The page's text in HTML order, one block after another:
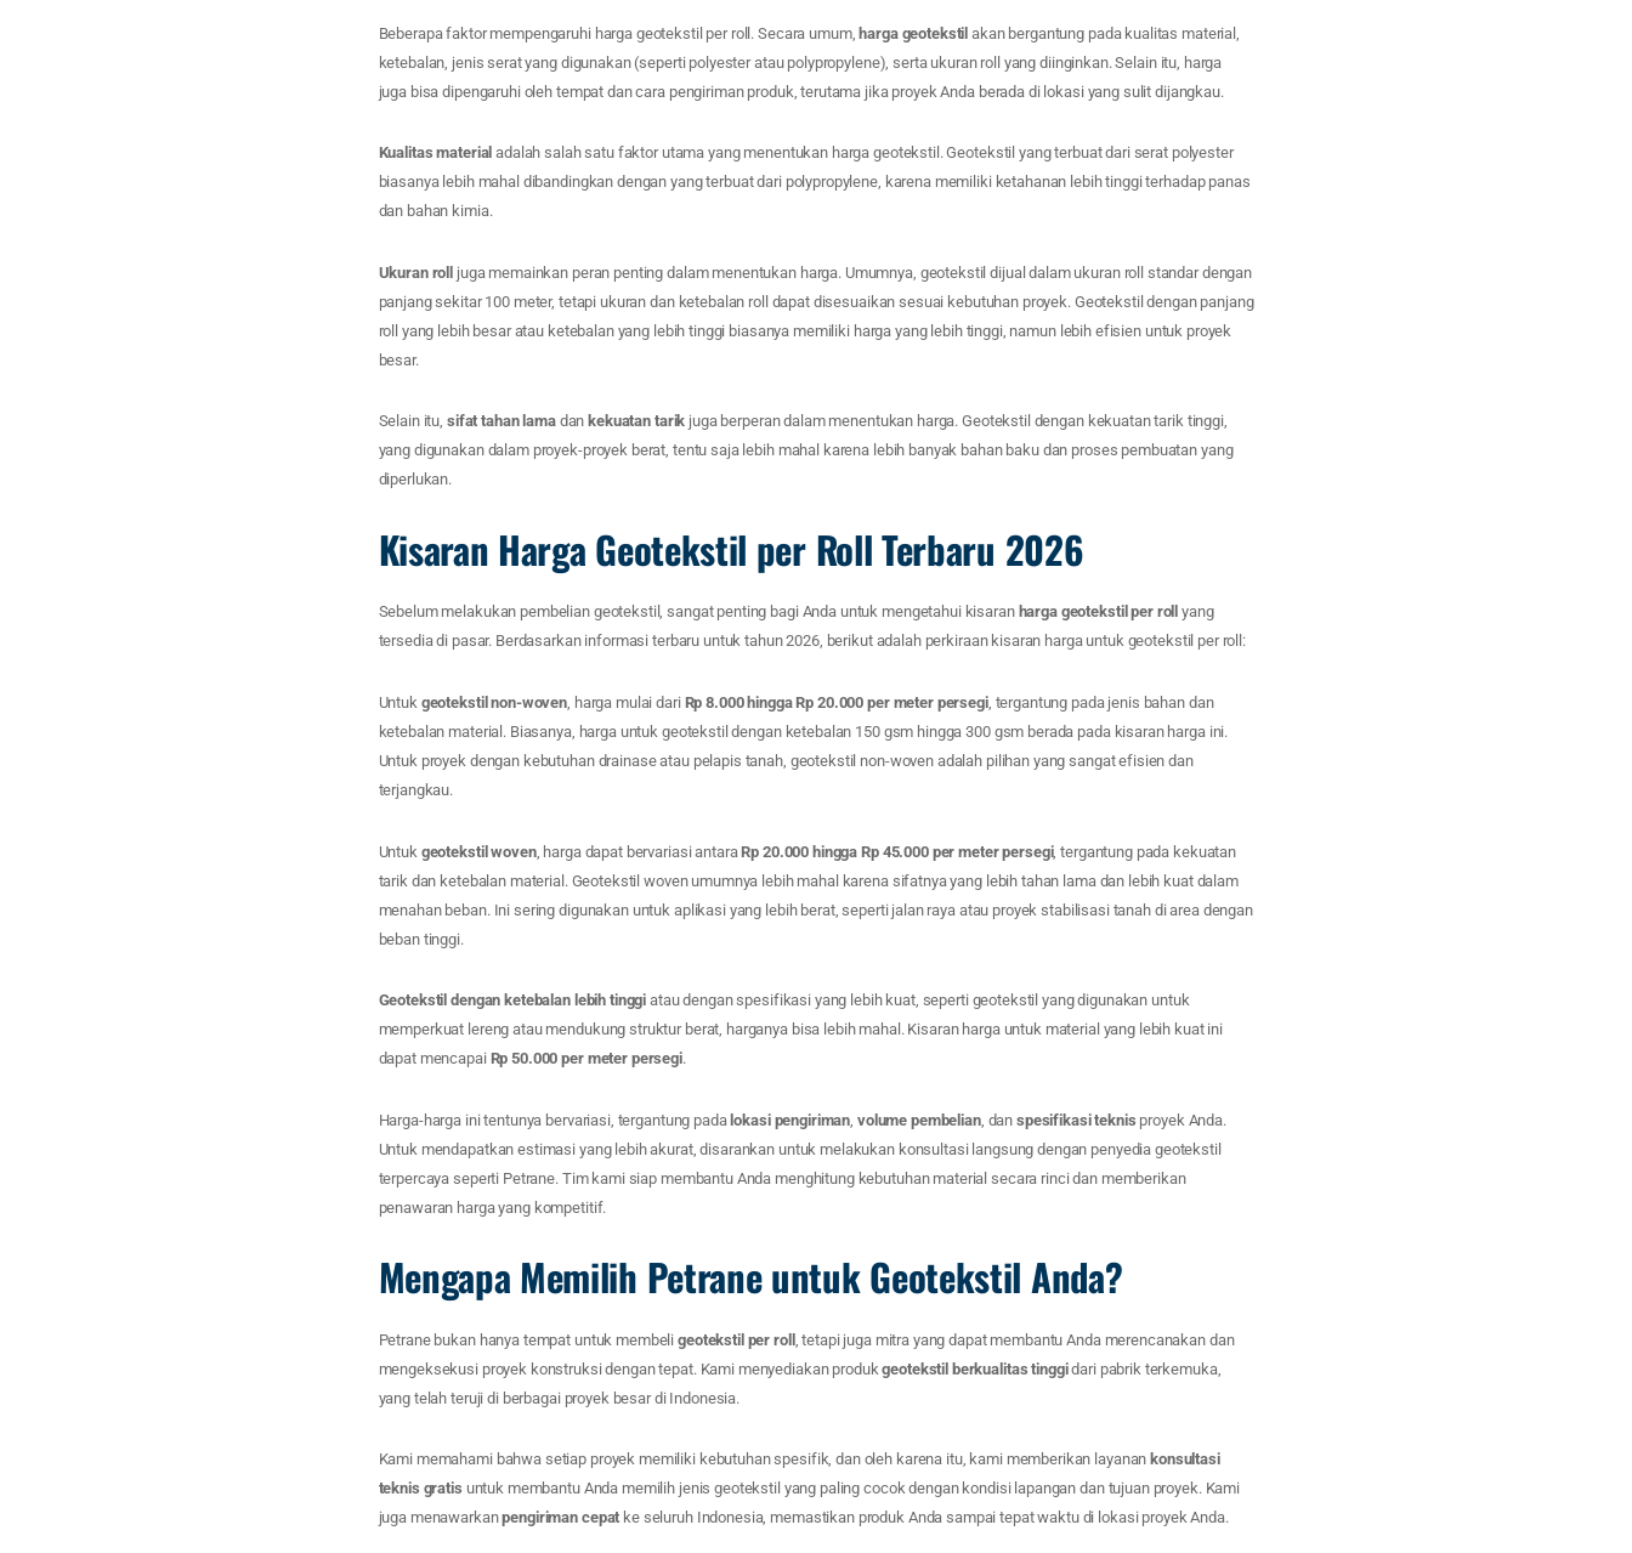
Beberapa faktor mempengaruhi harga geotekstil per roll. Secara umum,harga geotekstil akan bergantung pada kualitas material,
ketebalan, jenis serat yang digunakan (seperti polyester atau polypropylene), serta ukuran roll yang diinginkan. Selain itu, harga
juga bisa dipengaruhi oleh tempat dan cara pengiriman produk, terutama jika proyek Anda berada di lokasi yang sulit dijangkau.
Kualitas material adalah salah satu faktor utama yang menentukan harga geotekstil. Geotekstil yang terbuat dari serat polyester
biasanya lebih mahal dibandingkan dengan yang terbuat dari polypropylene, karena memiliki ketahanan lebih tinggi terhadap panas
dan bahan kimia.
Ukuran roll
juga memainkan peran penting dalam menentukan harga. Umumnya, geotekstil dijual dalam ukuran roll standar dengan
panjang sekitar 100 meter, tetapi ukuran dan ketebalan roll dapat disesuaikan sesuai kebutuhan proyek. Geotekstil dengan panjang
roll yang lebih besar atau ketebalan yang lebih tinggi biasanya memiliki harga yang lebih tinggi, namun lebih efisien untuk proyek
besar.
Selain itu, sifat tahan lamadan kekuatan tarik juga berperan dalam menentukan harga. Geotekstil dengan kekuatan tarik tinggi,
yang digunakan dalam proyek-proyek berat, tentu saja lebih mahal karena lebih banyak bahan baku dan proses pembuatan yang
diperlukan.
Kisaran Harga Geotekstil per Roll Terbaru 2026
Sebelum melakukan pembelian geotekstil, sangat penting bagi Anda untuk mengetahui kisaran harga geotekstil per roll yang
tersedia di pasar. Berdasarkan informasi terbaru untuk tahun 2026, berikut adalah perkiraan kisaran harga untuk geotekstil per roll:
Untuk geotekstil non-woven , harga mulai dari Rp 8.000 hingga Rp 20.000 per meter persegi, tergantung pada jenis bahan dan
ketebalan material. Biasanya, harga untuk geotekstil dengan ketebalan 150 gsm hingga 300 gsm berada pada kisaran harga ini.
Untuk proyek dengan kebutuhan drainase atau pelapis tanah, geotekstil non-woven adalah pilihan yang sangat efisien dan
terjangkau.
Untuk geotekstil woven, harga dapat bervariasi antaraRp 20.000 hingga Rp 45.000 per meter persegi, tergantung pada kekuatan
tarik dan ketebalan material. Geotekstil woven umumnya lebih mahal karena sifatnya yang lebih tahan lama dan lebih kuat dalam
menahan beban. Ini sering digunakan untuk aplikasi yang lebih berat, seperti jalan raya atau proyek stabilisasi tanah di area dengan
beban tinggi.
Geotekstil dengan ketebalan lebih tinggi atau dengan spesifikasi yang lebih kuat, seperti geotekstil yang digunakan untuk
memperkuat lereng atau mendukung struktur berat, harganya bisa lebih mahal. Kisaran harga untuk material yang lebih kuat ini
dapat mencapai Rp 50.000 per meter persegi.
Harga-harga ini tentunya bervariasi, tergantung pada lokasi pengiriman volume pembelian, danspesifikasi teknis proyek Anda.
Untuk mendapatkan estimasi yang lebih akurat, disarankan untuk melakukan konsultasi langsung dengan penyedia geotekstil
terpercaya seperti Petrane. Tim kami siap membantu Anda menghitung kebutuhan material secara rinci dan memberikan
penawaran harga yang kompetitif.
Mengapa Memilih Petrane untuk Geotekstil Anda?
Petrane bukan hanya tempat untuk membeligeotekstil per roll
, tetapi juga mitra yang dapat membantu Anda merencanakan dan
mengeksekusi proyek konstruksi dengan tepat. Kami menyediakan produkgeotekstil berkualitas tinggidari pabrik terkemuka,
yang telah teruji di berbagai proyek besar di Indonesia.
Kami memahami bahwa setiap proyek memiliki kebutuhan spesifik, dan oleh karena itu, kami memberikan layanan konsultasi
teknis gratis untuk membantu Anda memilih jenis geotekstil yang paling cocok dengan kondisi lapangan dan tujuan proyek. Kami
juga menawarkanpengiriman cepat ke seluruh Indonesia, memastikan produk Anda sampai tepat waktu di lokasi proyek Anda.